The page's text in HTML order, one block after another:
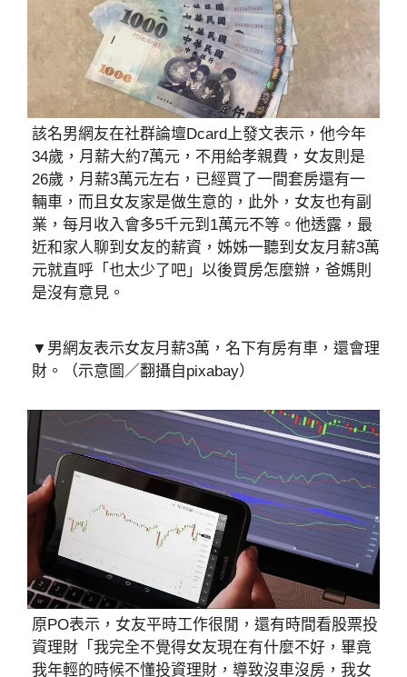
該名男網友在社群論壇Dcard上發文表示，他今年
34歲，月薪大約7萬元，不用給孝親費，女友則是
26歲，月薪3萬元左右，已經買了一間套房還有一
輛車，而且女友家是做生意的，此外，女友也有副
業，每月收入會多5千元到1萬元不等。他透露，最
近和家人聊到女友的薪資，姊姊一聽到女友月薪3萬
元就直呼「也太少了吧」以後買房怎麼辦，爸媽則
是沒有意見。
▼男網友表示女友月薪3萬，名下有房有車，還會理
財。（示意圖／翻攝自pixabay）
原PO表示，女友平時工作很閒，還有時間看股票投
資理財「我完全不覺得女友現在有什麼不好，畢竟
我年輕的時候不懂投資理財，導致沒車沒房，我女